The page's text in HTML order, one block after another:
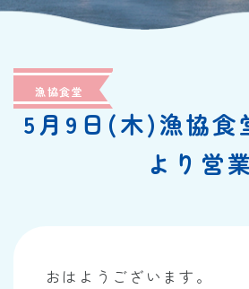
漁協食堂
5月9日(木)漁協食
より営業
おはようございます。